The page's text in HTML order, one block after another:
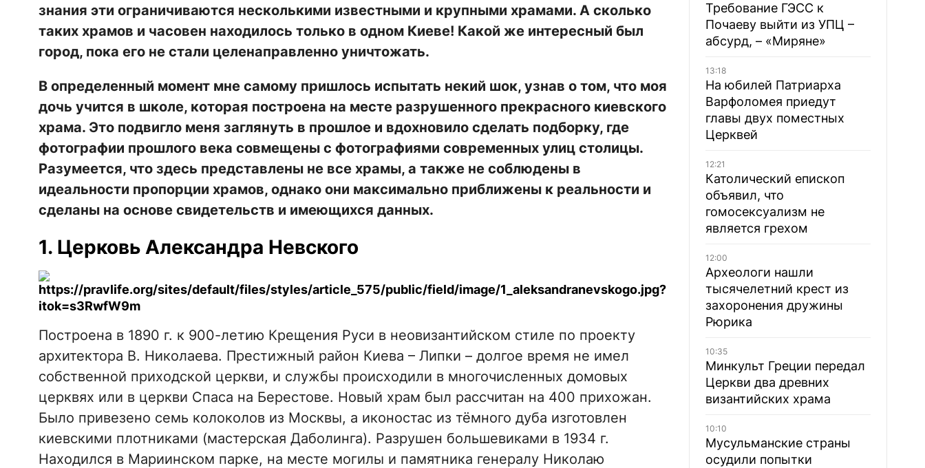
знания эти ограничиваются несколькими известными и крупными храмами. А сколько
таких храмов и часовен находилось только в одном Киеве! Какой же интересный был
город, пока его не стали целенаправленно уничтожать.
В определенный момент мне самому пришлось испытать некий шок, узнав о том, что моя
дочь учится в школе, которая построена на месте разрушенного прекрасного киевского
храма. Это подвигло меня заглянуть в прошлое и вдохновило сделать подборку, где
фотографии прошлого века совмещены с фотографиями современных улиц столицы.
Разумеется, что здесь представлены не все храмы, а также не соблюдены в
идеальности пропорции храмов, однако они максимально приближены к реальности и
сделаны на основе свидетельств и имеющихся данных.
1. Церковь Александра Невского
Построена в 1890 г. к 900-летию Крещения Руси в неовизантийском стиле по проекту
архитектора В. Николаева. Престижный район Киева – Липки – долгое время не имел
собственной приходской церкви, и службы происходили в многочисленных домовых
церквях или в церкви Спаса на Берестове. Новый храм был рассчитан на 400 прихожан.
Было привезено семь колоколов из Москвы, а иконостас из тёмного дуба изготовлен
киевскими плотниками (мастерская Даболинга). Разрушен большевиками в 1934 г.
Находился в Мариинском парке, на месте могилы и памятника генералу Николаю
Требование ГЭСС к
Почаеву выйти из УПЦ –
абсурд, – «Миряне»
13:18
На юбилей Патриарха
Варфоломея приедут
главы двух поместных
Церквей
12:21
Католический епископ
объявил, что
гомосексуализм не
является грехом
12:00
Археологи нашли
тысячелетний крест из
захоронения дружины
Рюрика
10:35
Минкульт Греции передал
Церкви два древних
византийских храма
10:10
Мусульманские страны
осудили попытки